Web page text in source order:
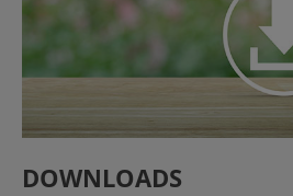
DOWNLOADS